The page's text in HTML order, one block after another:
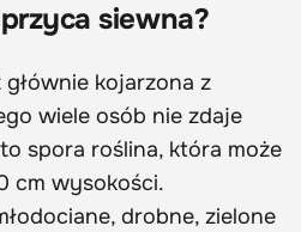
siewna?
kojarzona z
wiele osób nie zdaje
spora roślina, która może
cm wysokości.
drobne, zielone